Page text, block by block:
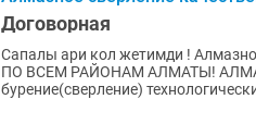
Договорная
Сапалы ари кол жетимди ! Алмазное сверление / Алмазное бурение ПО АДЕКВАТНЫМ ЦЕНАМ!
ПО ВСЕМ РАЙОНАМ АЛМАТЫ!
бурение(сверление)